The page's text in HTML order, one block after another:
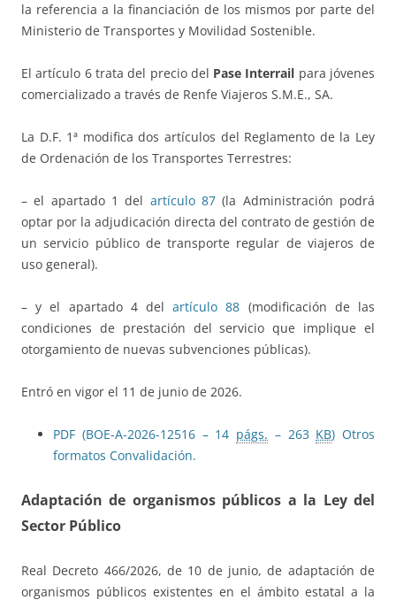
la referencia a la financiación de los mismos por parte del
Ministerio de Transportes y Movilidad Sostenible.
El artículo 6 trata del precio del Pase Interrail para jóvenes
comercializado a través de Renfe Viajeros S.M.E., SA.
La D.F. 1ª modifica dos artículos del Reglamento de la Ley
de Ordenación de los Transportes Terrestres:
– el apartado 1 del artículo 87 (la Administración podrá
optar por la adjudicación directa del contrato de gestión de
un servicio público de transporte regular de viajeros de
uso general).
– y el apartado 4 delartículo 88 (modificación de las
condiciones de prestación del servicio que implique el
otorgamiento de nuevas subvenciones públicas).
Entró en vigor el 11 de junio de 2026.
PDF (BOE-A-2026-12516 – 14 págs. – 263 KB) Otros
formatos Convalidación.
Adaptación de organismos públicos a la Ley del
Sector Público
Real Decreto 466/2026, de 10 de junio, de adaptación de
organismos públicos existentes en el ámbito estatal a la